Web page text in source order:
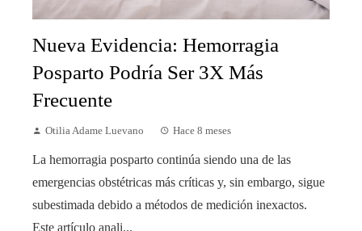
Nueva Evidencia: Hemorragia
Posparto Podría Ser 3X Más
Frecuente
Otilia Adame Luevano Hace 8 meses
La hemorragia posparto continúa siendo una de las
emergencias obstétricas más críticas y, sin embargo, sigue
subestimada debido a métodos de medición inexactos.
Este artículo anali...